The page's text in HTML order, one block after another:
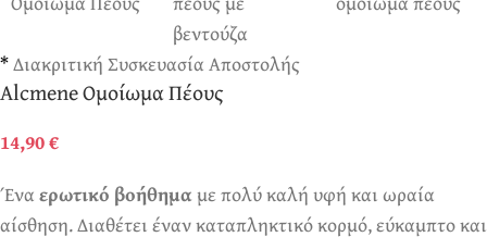
*Διακριτική Συσκευασία Αποστολής
Alcmene Ομοίωμα Πέους
14,90€
Έναερωτικό βοήθημαμε πολύ καλή υφή και ωραία
αίσθηση. Διαθέτει έναν καταπληκτικό κορμό, εύκαμπτο και